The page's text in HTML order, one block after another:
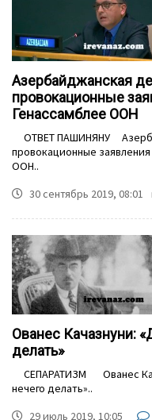
Азербайджанская
провокационные
Генассамблее ООН
ОТВЕТ ПАШИНЯНУ
провокационные
ООН..
30 сентябрь 2019, 08:01
Ованес Качазнуни:
делать»
СЕПАРАТИЗМ Ованес
нечего делать»..
29 июль 2019, 10:05